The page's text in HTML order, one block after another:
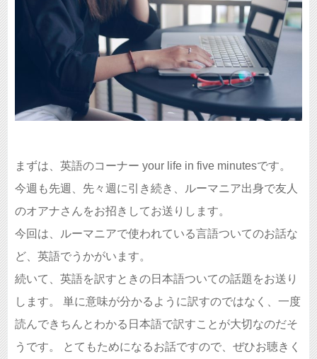
まずは、英語のコーナー your life in five minutesです。
今週も先週、先々週に引き続き、ルーマニア出身で友人
のオアナさんをお招きしてお送りします。
今回は、ルーマニアで使われている言語ついてのお話な
ど、英語でうかがいます。
続いて、英語を訳すときの日本語ついての話題をお送り
します。 単に意味が分かるように訳すのではなく、一度
読んできちんとわかる日本語で訳すことが大切なのだそ
うです。 とてもためになるお話ですので、ぜひお聴きく